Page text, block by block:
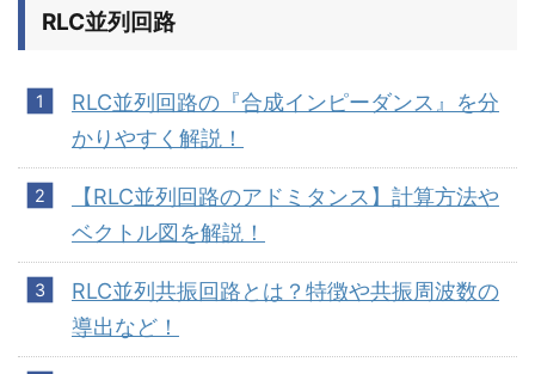
RLC並列回路
RLC並列回路の『合成インピーダンス』を分
かりやすく解説！
【RLC並列回路のアドミタンス】計算方法や
ベクトル図を解説！
RLC並列共振回路とは？特徴や共振周波数の
導出など！